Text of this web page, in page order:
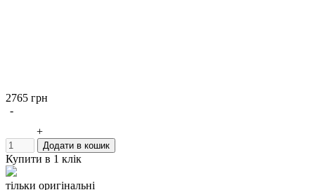
2765 грн
-
+
Додати в кошик
Купити в 1 клік
тільки оригінальні